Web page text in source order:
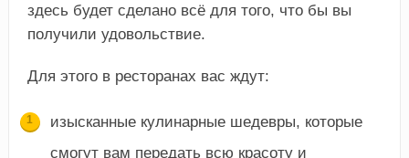
здесь будет сделано всё для того, что бы вы
получили удовольствие.
Для этого в ресторанах вас ждут:
изысканные кулинарные шедевры, которые
смогут вам передать всю красоту и